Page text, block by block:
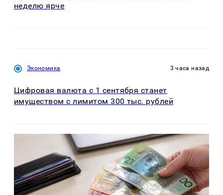
неделю ярче
Экономика 3 часа назад
Цифровая валюта с 1 сентября станет
имуществом с лимитом 300 тыс. рублей